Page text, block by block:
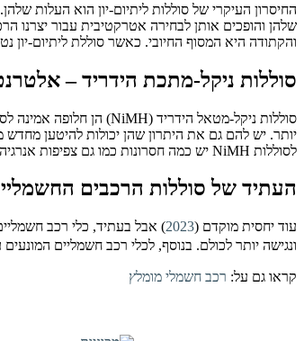
החיסרון העיקרי של סוללות ליתיום-יון הוא העלות
שלהן והופכים אותן לבחירה אטרקטיבית עבור יצרנו
והקתודה היא המסוף החיובי. כאשר סוללת ליתיום-יון
סוללות ניקל-מתכת הידריד –
לסוללות NiMH יש כמה חסרונות כמו גם צפיפות אנרגיה נמוכה יותר וטווח קצר יותר בהשוואה לליתיום-יון. עם זאת, הם נותרו אופציה מעשית להנעת רכבים חשמליים בשל העלות האפקטיבית ותוחלת החיים הארוכה שלהם.
העתיד של סוללות הרכבים
עוד יחסית מוקדם (2023) אבל בעתיד, כלי רכב חשמליים
ונגישה יותר לכולם. בנוסף, לכלי רכב חשמליים
קראו גם על: רכב חשמלי מומלץ